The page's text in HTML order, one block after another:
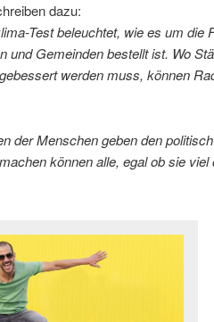
dazu:
Test beleuchtet, wie es um die
und Gemeinden bestellt ist. Wo
werden muss, können
der Menschen geben den
können alle, egal ob sie